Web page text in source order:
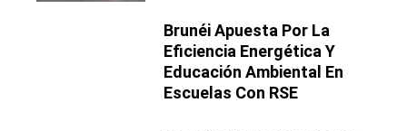
Brunéi Apuesta Por La
Eficiencia Energética Y
Educación Ambiental En
Escuelas Con RSE